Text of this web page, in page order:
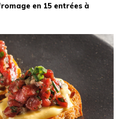
en 15 entrées à